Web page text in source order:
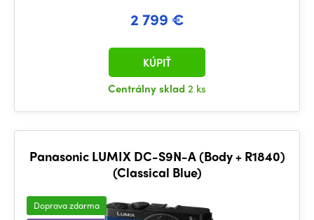
2 799 €
Centrálny sklad2 ks
KÚPIŤ
Panasonic LUMIX DC-S9N-A (Body + R1840)
(Classical Blue)
Doprava zdarma